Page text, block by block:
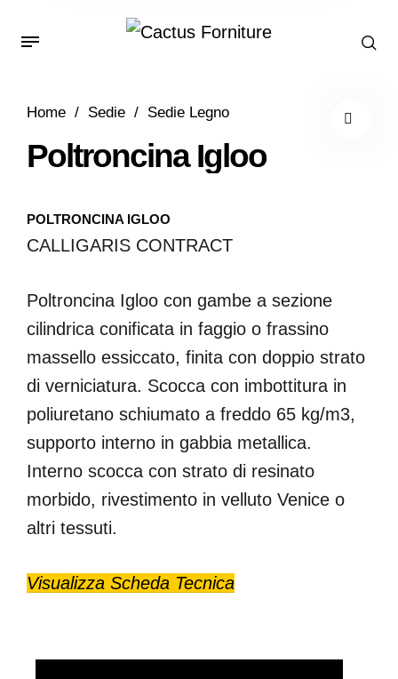
Home / Sedie / Sedie Legno
Poltroncina Igloo
POLTRONCINA IGLOO
CALLIGARIS CONTRACT
Poltroncina Igloo con gambe a sezione
cilindrica conificata in faggio o frassino
massello essiccato, finita con doppio strato
di verniciatura. Scocca con imbottitura in
poliuretano schiumato a freddo 65 kg/m3,
supporto interno in gabbia metallica.
Interno scocca con strato di resinato
morbido, rivestimento in velluto Venice o
altri tessuti.
Visualizza Scheda Tecnica